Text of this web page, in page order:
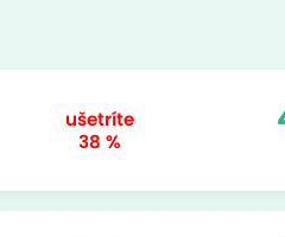
ušetríte
38 %